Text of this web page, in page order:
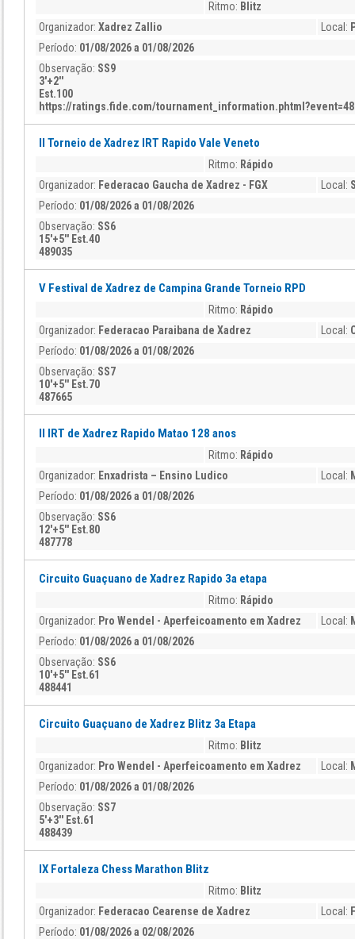
Ritmo: Blitz
Organizador: Xadrez Zallio Local:
Período: 01/08/2026 a 01/08/2026
Observação: SS9
3'+2''
Est.100
https://ratings.fide.com/
II Torneio de Xadrez IRT Rapido Vale Veneto
Ritmo: Rápido
Organizador: Federacao Gaucha de Xadrez - FGX Local:
Período: 01/08/2026 a 01/08/2026
Observação: SS6
15'+5'' Est.40
489035
V Festival de Xadrez de Campina Grande Torneio RPD
Ritmo: Rápido
Organizador: Federacao Paraibana de Xadrez Local:
Período: 01/08/2026 a 01/08/2026
Observação: SS7
10'+5'' Est.70
487665
II IRT de Xadrez Rapido Matao 128 anos
Ritmo: Rápido
Organizador: Enxadrista – Ensino Ludico Local:
Período: 01/08/2026 a 01/08/2026
Observação: SS6
12'+5'' Est.80
487778
Circuito Guaçuano de Xadrez Rapido 3a etapa
Ritmo: Rápido
Organizador: Pro Wendel - Aperfeicoamento em Xadrez Local:
Período: 01/08/2026 a 01/08/2026
Observação: SS6
10'+5'' Est.61
488441
Circuito Guaçuano de Xadrez Blitz 3a Etapa
Ritmo: Blitz
Organizador: Pro Wendel - Aperfeicoamento em Xadrez Local:
Período: 01/08/2026 a 01/08/2026
Observação: SS7
5'+3'' Est.61
488439
IX Fortaleza Chess Marathon Blitz
Ritmo: Blitz
Organizador: Federacao Cearense de Xadrez Local:
Período: 01/08/2026 a 02/08/2026